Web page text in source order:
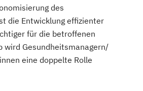
Nahrungsergänzungsmittel
für Sportrehabilitation
des
die Entwicklung effizienter
für die betroffenen
wird Gesundheitsmanagern/
eine doppelte Rolle